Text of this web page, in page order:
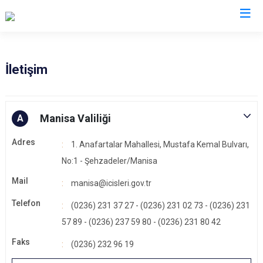
İletişim
A Manisa Valiliği
Adres
1. Anafartalar Mahallesi, Mustafa Kemal Bulvarı,
No:1 - Şehzadeler/Manisa
Mail manisa@icisleri.gov.tr
Telefon
(0236) 231 37 27 - (0236) 231 02 73 - (0236) 231
57 89 - (0236) 237 59 80 - (0236) 231 80 42
Faks (0236) 232 96 19